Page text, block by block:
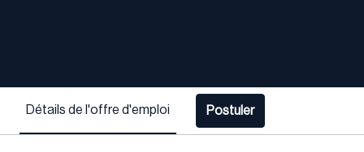
Détails de l'offre d'emploi Postuler